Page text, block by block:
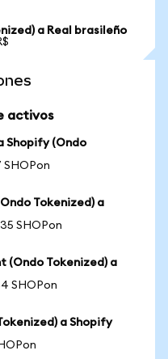
a Real brasileño
activos
Shopify (Ondo
SHOPon
Tokenized) a
SHOPon
(Ondo Tokenized) a
SHOPon
a Shopify